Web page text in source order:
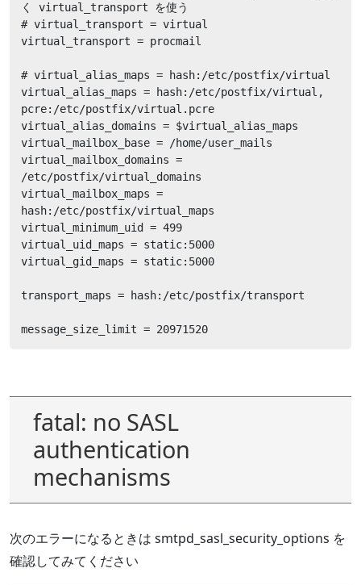
く virtual_transport を使う
# virtual_transport = virtual
virtual_transport = procmail
# virtual_alias_maps = hash:/etc/postfix/virtual
virtual_alias_maps = hash:/etc/postfix/virtual,
pcre:/etc/postfix/virtual.pcre
virtual_alias_domains = $virtual_alias_maps
virtual_mailbox_base = /home/user_mails
virtual_mailbox_domains =
/etc/postfix/virtual_domains
virtual_mailbox_maps =
hash:/etc/postfix/virtual_maps
virtual_minimum_uid = 499
virtual_uid_maps = static:5000
virtual_gid_maps = static:5000
transport_maps = hash:/etc/postfix/transport
message_size_limit = 20971520
fatal: no SASL
authentication
mechanisms
次のエラーになるときは smtpd_sasl_security_options を
確認してみてください